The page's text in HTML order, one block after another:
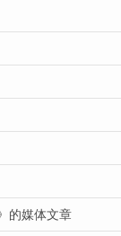
的媒体文章